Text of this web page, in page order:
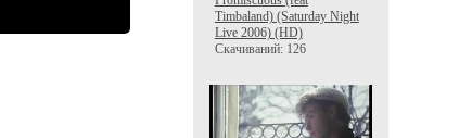
Timbaland) (Saturday Night
Live 2006) (HD)
Скачиваний: 126